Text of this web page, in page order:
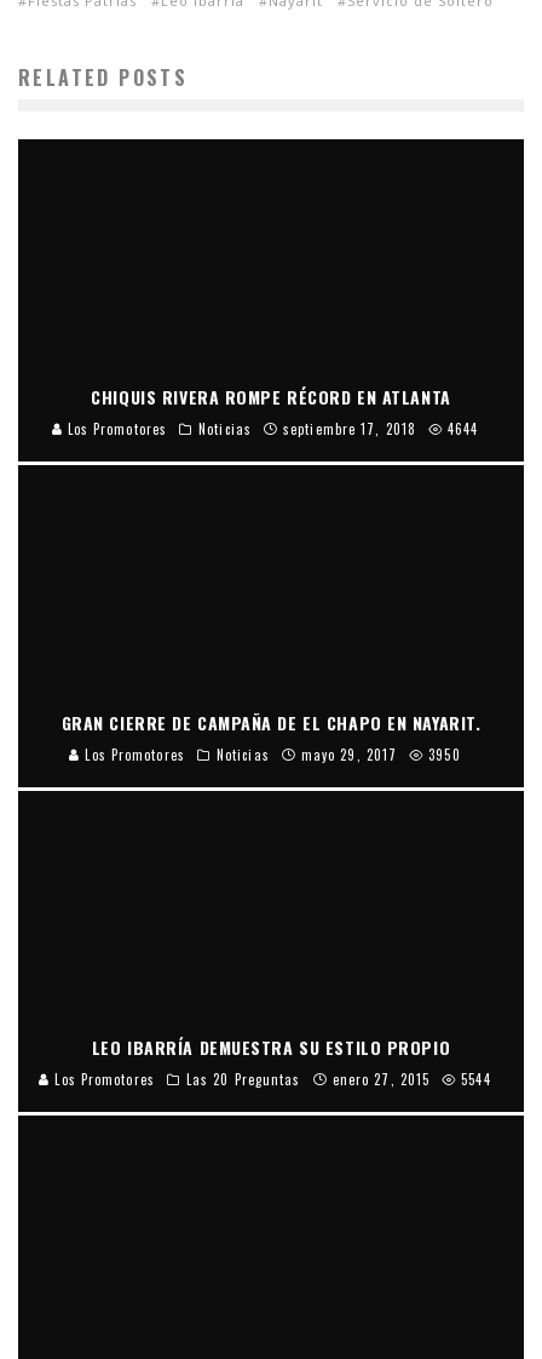
RELATED POSTS
CHIQUIS RIVERA ROMPE RÉCORD EN ATLANTA
Los Promotores Noticias septiembre 17, 2018 4644
GRAN CIERRE DE CAMPAÑA DE EL CHAPO EN NAYARIT.
Los Promotores Noticias mayo 29, 2017 3950
LEO IBARRÍA DEMUESTRA SU ESTILO PROPIO
Los Promotores Las 20 Preguntas enero 27, 2015 5544